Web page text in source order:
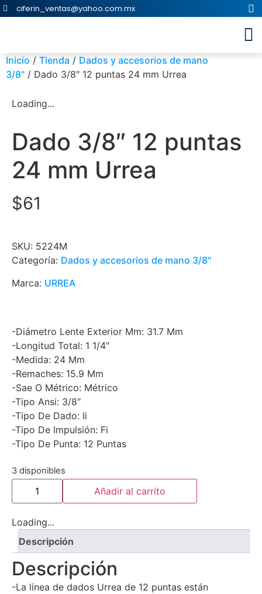
ciferin_ventas@yahoo.com.mx
Inicio / Tienda / Dados y accesorios de mano
3/8" / Dado 3/8″ 12 puntas 24 mm Urrea
Loading...
Dado 3/8″ 12 puntas
24 mm Urrea
$61
SKU: 5224M
Categoría: Dados y accesorios de mano 3/8"
Marca: URREA
-Diámetro Lente Exterior Mm: 31.7 Mm
-Longitud Total: 1 1/4″
-Medida: 24 Mm
-Remaches: 15.9 Mm
-Sae O Métrico: Métrico
-Tipo Ansi: 3/8″
-Tipo De Dado: Ii
-Tipo De Impulsión: Fi
-Tipo De Punta: 12 Puntas
3 disponibles
Añadir al carrito
Loading...
Descripción
Descripción
-La línea de dados Urrea de 12 puntas están